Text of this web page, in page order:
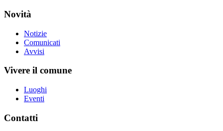
Novità
Notizie
Comunicati
Avvisi
Vivere il comune
Luoghi
Eventi
Contatti